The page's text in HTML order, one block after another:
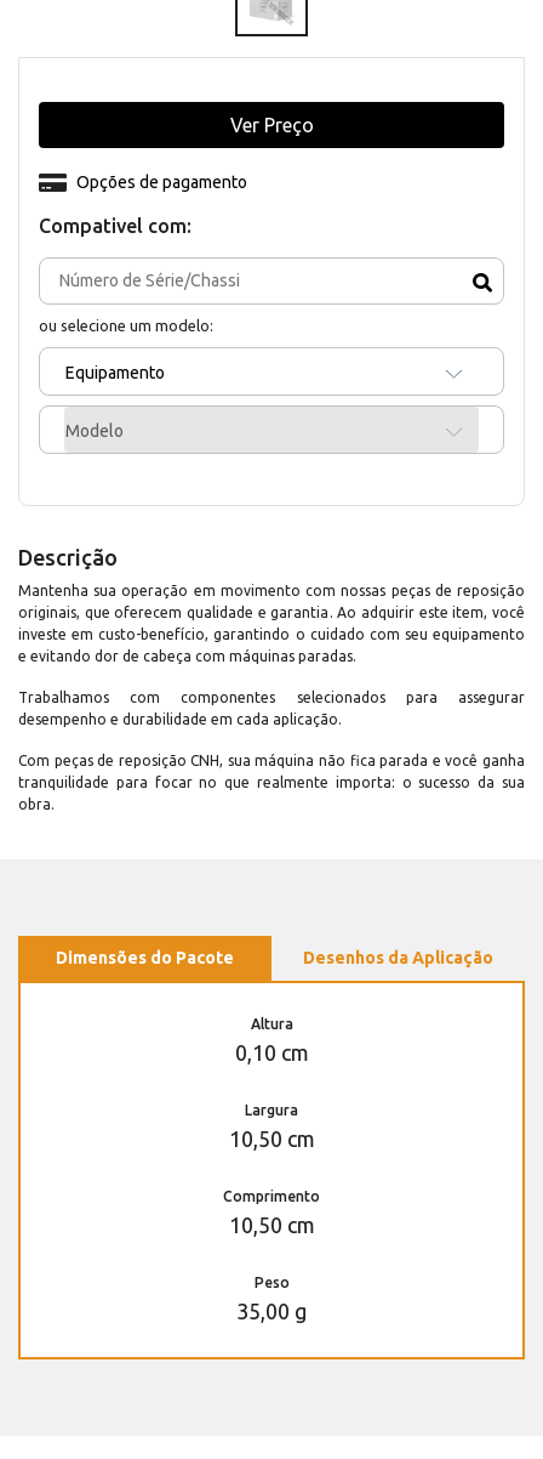
Compativel com:
ou selecione um modelo:
Equipamento
Modelo
Opções de pagamento
Ver Preço
Descrição
Mantenha sua operação em movimento com nossas peças de reposição
originais, que oferecem qualidade e garantia. Ao adquirir este item, você
investe em custo-benefício, garantindo o cuidado com seu equipamento
e evitando dor de cabeça com máquinas paradas.
Trabalhamos com componentes selecionados para assegurar
desempenho e durabilidade em cada aplicação.
Com peças de reposição CNH, sua máquina não fica parada e você ganha
tranquilidade para focar no que realmente importa: o sucesso da sua
obra.
Dimensões do Pacote Desenhos da Aplicação
Altura
0,10 cm
Largura
10,50 cm
Comprimento
10,50 cm
Peso
35,00 g